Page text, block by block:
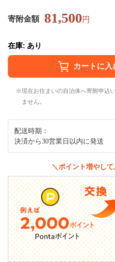
寄附金額 81,500円
在庫: あり
現在お住まいの自治体へ寄附申込
ません。
配送時期：
決済から30営業日以内に発送
＼ポイント増やし